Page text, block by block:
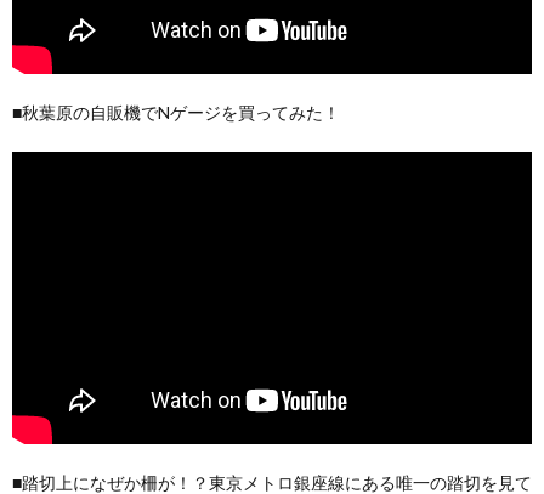
■秋葉原の自販機でNゲージを買ってみた！
■踏切上になぜか柵が！？東京メトロ銀座線にある唯一の踏切を見て